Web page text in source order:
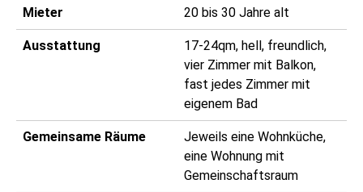
Mieter 20 bis 30 Jahre alt
Ausstattung
17-24qm, hell, freundlich,
vier Zimmer mit Balkon,
fast jedes Zimmer mit
eigenem Bad
Gemeinsame Räume
Jeweils eine Wohnküche,
eine Wohnung mit
Gemeinschaftsraum